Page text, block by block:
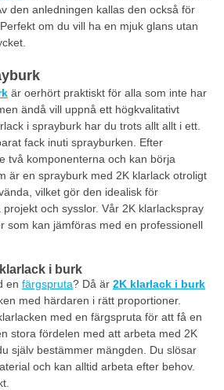
den anledningen kallas den också för
om du vill ha en mjuk glans utan
är oerhört praktiskt för alla som inte har
ändå vill uppnå ett högkvalitativt
i sprayburk har du trots allt allt i ett.
fack inuti sprayburken. Efter
två komponenterna och kan börja
är en sprayburk med 2K klarlack otroligt
vilket gör den idealisk för
och sysslor. Vår 2K klarlackspray
som kan jämföras med en professionell
i burk
en färgspruta? Då är 2K klarlack i burk
med härdaren i rätt proportioner.
med en färgspruta för att få en
stora fördelen med att arbeta med 2K
själv bestämmer mängden. Du slösar
och kan alltid arbeta efter behov.